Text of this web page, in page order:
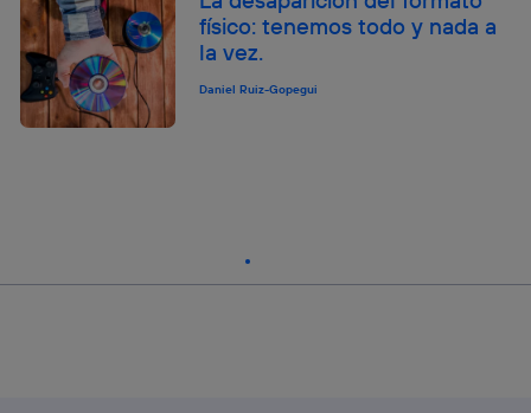
físico: tenemos todo y nada a
la vez.
Daniel Ruiz-Gopegui